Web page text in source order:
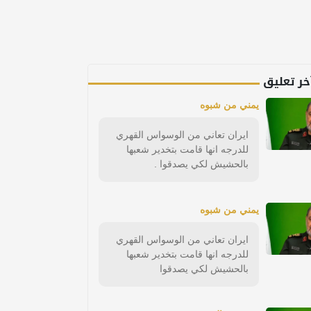
تعليق
يمني من شبوه
ايران تعاني من الوسواس القهري
للدرجه انها قامت بتخدير شعبها
بالحشيش لكي يصدقوا .
يمني من شبوه
ايران تعاني من الوسواس القهري
للدرجه انها قامت بتخدير شعبها
بالحشيش لكي يصدقوا